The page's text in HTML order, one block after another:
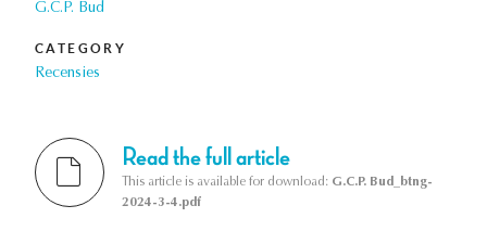
G.C.P. Bud
CATEGORY
Recensies
Read the full article
This article is available for download: G.C.P. Bud_btng-
2024-3-4.pdf